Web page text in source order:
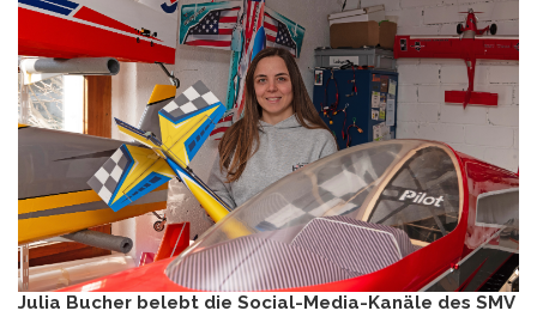
Julia Bucher belebt die Social-Media-Kanäle des SMV